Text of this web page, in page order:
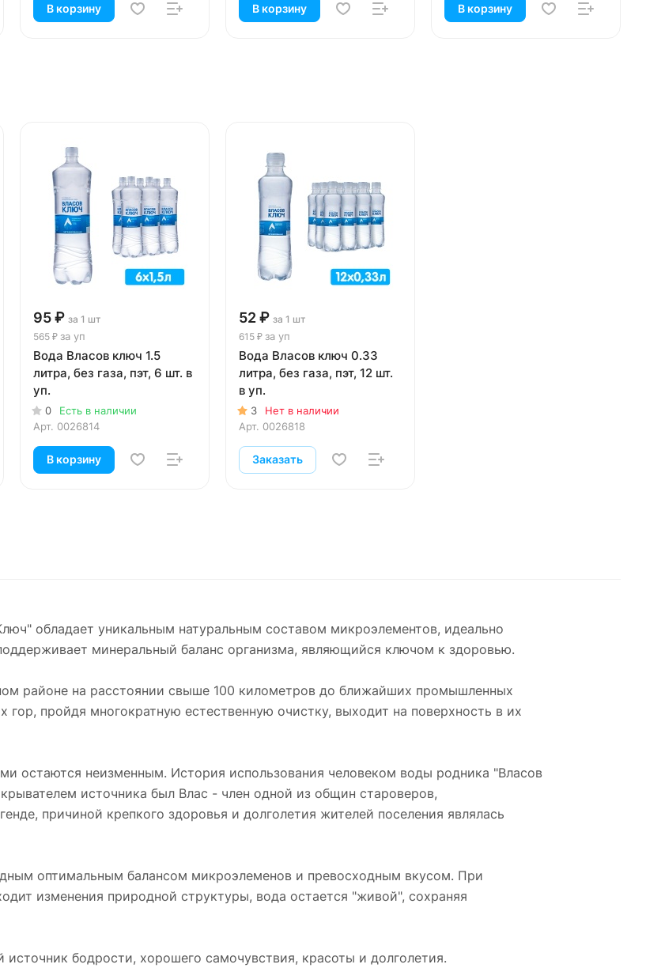
В корзину В корзину В корзину
95 ₽ за 1 шт
565 ₽ за уп
Вода Власов ключ 1.5
литра, без газа, пэт, 6 шт. в
уп.
0
Есть в наличии
Арт. 0026814
В корзину
52 ₽ за 1 шт
615 ₽ за уп
Вода Власов ключ 0.33
литра, без газа, пэт, 12 шт.
в уп.
3
Нет в наличии
Арт. 0026818
Заказать
обладает уникальным натуральным составом микроэлементов, идеально
минеральный баланс организма, являющийся ключом к здоровью.
районе на расстоянии свыше 100 километров до ближайших промышленных
гор, пройдя многократную естественную очистку, выходит на поверхность в их
остаются неизменным. История использования человеком воды родника "Власов
источника был Влас - член одной из общин староверов,
причиной крепкого здоровья и долголетия жителей поселения являлась
оптимальным балансом микроэлеменов и превосходным вкусом. При
изменения природной структуры, вода остается "живой", сохраняя
бодрости, хорошего самочувствия, красоты и долголетия.